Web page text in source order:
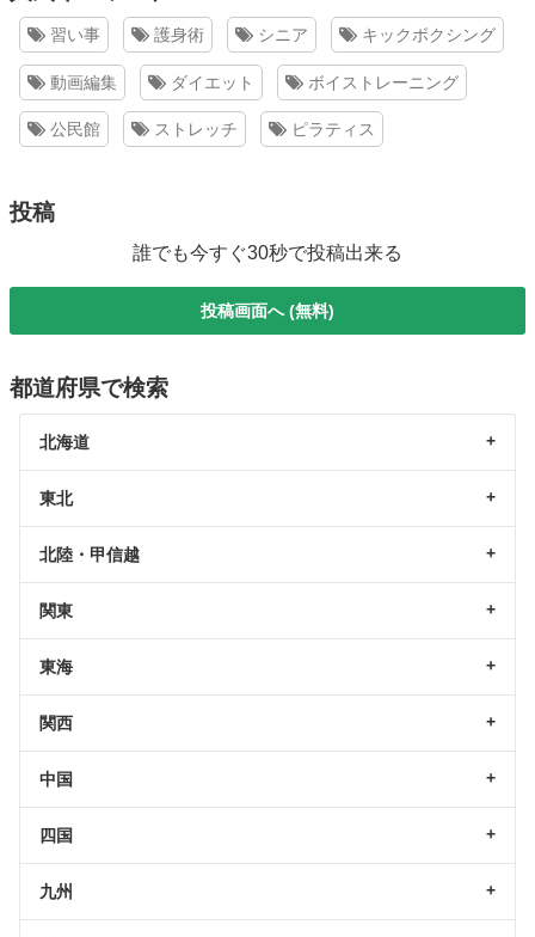
習い事 護身術 シニア キックボクシング
動画編集 ダイエット ボイストレーニング
公民館 ストレッチ ピラティス
投稿
誰でも今すぐ30秒で投稿出来る
投稿画面へ (無料)
都道府県で検索
北海道
東北
北陸・甲信越
関東
東海
関西
中国
四国
九州